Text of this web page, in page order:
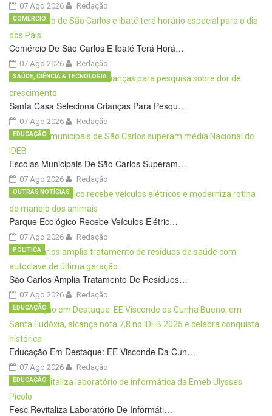
07 Ago 2026 Redação
Comércio De São Carlos E Ibaté Terá Horá…
07 Ago 2026
COMÉRCIO
Redação
Santa Casa Seleciona Crianças Para Pesqu…
07 Ago 2026
SAÚDE, CIÊNCIA & TECNOLOGIA
Redação
Escolas Municipais De São Carlos Superam…
07 Ago 2026
EDUCAÇÃO
Redação
Parque Ecológico Recebe Veículos Elétric…
07 Ago 2026
OUTRAS NOTÍCIAS
Redação
São Carlos Amplia Tratamento De Resíduos…
07 Ago 2026
POLÍTICA
Redação
Educação Em Destaque: EE Visconde Da Cun…
07 Ago 2026
EDUCAÇÃO
Redação
Fesc Revitaliza Laboratório De Informáti…
EDUCAÇÃO